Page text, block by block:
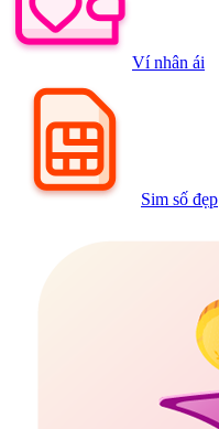
Ví nhân ái
Sim số đẹp